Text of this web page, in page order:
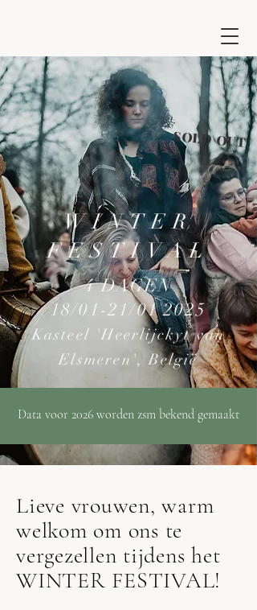
SOLD OUT
WINTER
FESTIVAL
4 DAGEN
18/01-21/01 2025
Kasteel 'Heerlijckyt van
Elsmeren', België
Data voor 2026 worden zsm bekend gemaakt
Lieve vrouwen, warm
welkom om ons te
vergezellen tijdens het
WINTER FESTIVAL!